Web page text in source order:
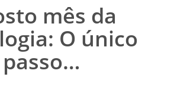
mês da
O único
passo…